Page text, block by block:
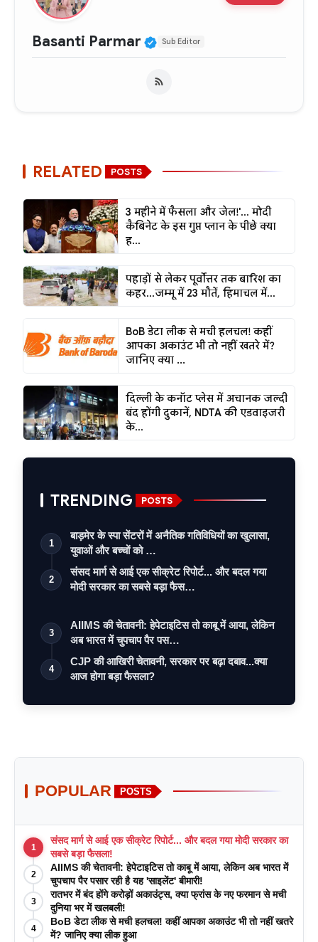
Basanti Parmar Verified Public Figure
Sub Editor
RELATED POSTS
3 महीने में फैसला और जेल!'... मोदी
कैबिनेट के इस गुप्त प्लान के पीछे क्या
ह...
पहाड़ों से लेकर पूर्वोत्तर तक बारिश का
कहर...जम्मू में 23 मौतें, हिमाचल में...
BoB डेटा लीक से मची हलचल! कहीं
आपका अकाउंट भी तो नहीं खतरे में?
जानिए क्या ...
दिल्ली के कनॉट प्लेस में अचानक जल्दी
बंद होंगी दुकानें, NDTA की एडवाइजरी
के...
TRENDING POSTS
1
बाड़मेर के स्पा सेंटरों में अनैतिक गतिविधियों का खुलासा,
युवाओं और बच्चों को …
2
संसद मार्ग से आई एक सीक्रेट रिपोर्ट... और बदल गया
मोदी सरकार का सबसे बड़ा फैस…
3
AIIMS की चेतावनी: हेपेटाइटिस तो काबू में आया, लेकिन
अब भारत में चुपचाप पैर पस…
4
CJP की आखिरी चेतावनी, सरकार पर बढ़ा दबाव...क्या
आज होगा बड़ा फैसला?
POPULAR POSTS
1
संसद मार्ग से आई एक सीक्रेट रिपोर्ट... और बदल गया मोदी सरकार का
सबसे बड़ा फैसला!
2
AIIMS की चेतावनी: हेपेटाइटिस तो काबू में आया, लेकिन अब भारत में
चुपचाप पैर पसार रही है यह 'साइलेंट' बीमारी!
3
रातभर में बंद होंगे करोड़ों अकाउंट्स, क्या फ्रांस के नए फरमान से मची
दुनिया भर में खलबली!
4
BoB डेटा लीक से मची हलचल! कहीं आपका अकाउंट भी तो नहीं खतरे
में? जानिए क्या लीक हुआ